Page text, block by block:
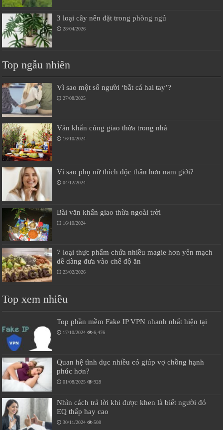
3 loại cây nên đặt trong phòng ngủ
28/04/2026
Top ngẫu nhiên
Vì sao một số người ‘bắt cá hai tay’?
27/08/2025
Văn khấn cúng giao thừa trong nhà
16/10/2024
Vì sao phụ nữ thích độc thân hơn nam giới?
04/12/2024
Bài văn khấn giao thừa ngoài trời
16/10/2024
7 loại thực phẩm chứa nhiều magie hơn yến mạch
dễ dàng đưa vào chế độ ăn
23/02/2026
Top xem nhiều
Top phần mềm Fake IP VPN nhanh nhất hiện tại
17/10/2024 6,476
Quan hệ tình dục nhiều có giúp vợ chồng hạnh
phúc hơn?
01/08/2025 928
Nhìn cách trả lời khi được khen là biết người đó
EQ thấp hay cao
30/11/2024 508